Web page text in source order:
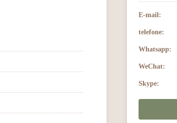
E-mail:
telefone:
Whatsapp:
WeChat:
Skype: